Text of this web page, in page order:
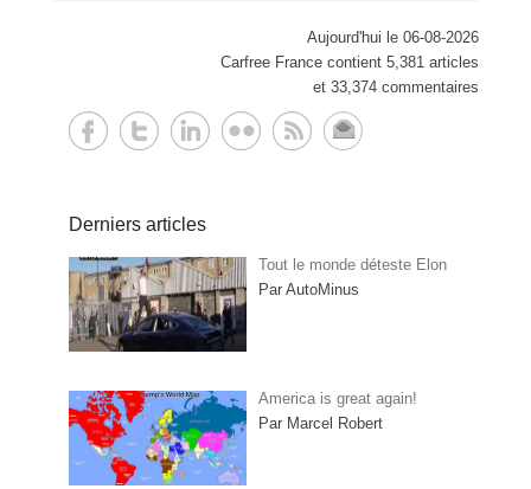
Aujourd'hui le 06-08-2026
Carfree France contient 5,381 articles
et 33,374 commentaires
Derniers articles
Tout le monde déteste Elon
Par AutoMinus
America is great again!
Par Marcel Robert